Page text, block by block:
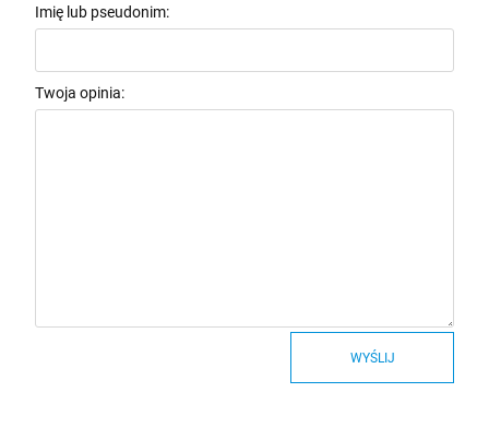
Imię lub pseudonim:
Twoja opinia:
WYŚLIJ